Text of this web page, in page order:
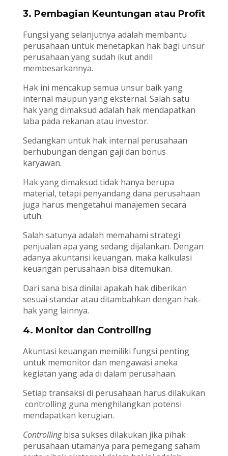
3. Pembagian Keuntungan atau Profit
Fungsi yang selanjutnya adalah membantu
perusahaan untuk menetapkan hak bagi unsur
perusahaan yang sudah ikut andil
membesarkannya.
Hak ini mencakup semua unsur baik yang
internal maupun yang eksternal. Salah satu
hak yang dimaksud adalah hak mendapatkan
laba pada rekanan atau investor.
Sedangkan untuk hak internal perusahaan
berhubungan dengan gaji dan bonus
karyawan.
Hak yang dimaksud tidak hanya berupa
material, tetapi penyandang dana perusahaan
juga harus mengetahui manajemen secara
utuh.
Salah satunya adalah memahami strategi
penjualan apa yang sedang dijalankan. Dengan
adanya akuntansi keuangan, maka kalkulasi
keuangan perusahaan bisa ditemukan.
Dari sana bisa dinilai apakah hak diberikan
sesuai standar atau ditambahkan dengan hak-
hak yang lainnya.
4. Monitor dan Controlling
Akuntasi keuangan memiliki fungsi penting
untuk memonitor dan mengawasi aneka
kegiatan yang ada di dalam perusahaan.
Setiap transaksi di perusahaan harus dilakukan
controlling guna menghilangkan potensi
mendapatkan kerugian.
Controllingbisa sukses dilakukan jika pihak
perusahaan utamanya para pemegang saham